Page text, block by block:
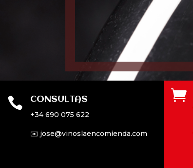
 CONSULTAS
+34 690 075 622
✉️ jose@vinoslaencomienda.com
